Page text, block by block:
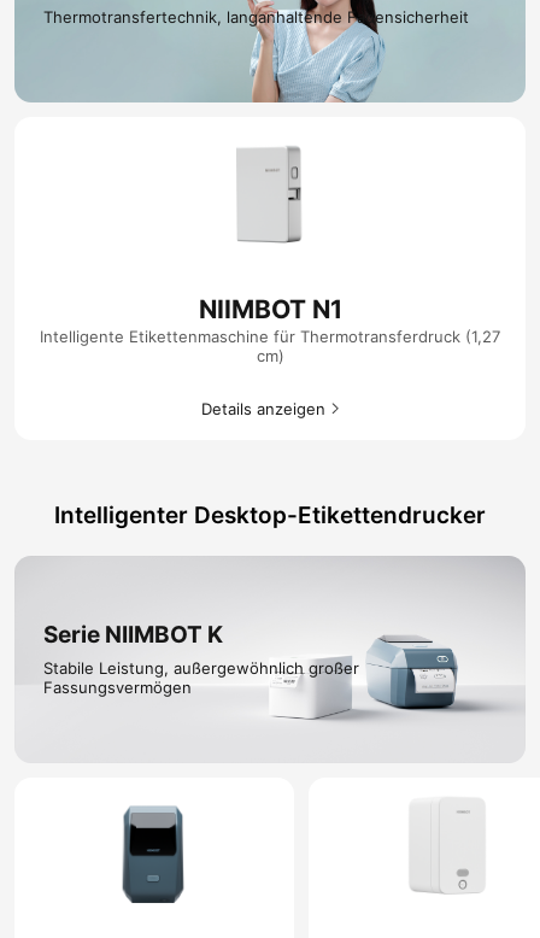
Thermotransfertechnik, langanhaltende Fadensicherheit
NIIMBOT N1
Intelligente Etikettenmaschine für Thermotransferdruck (1,27
cm)
Details anzeigen​
Intelligenter Desktop-Etikettendrucker
Serie NIIMBOT K​
Stabile Leistung, außergewöhnlich großer
Fassungsvermögen